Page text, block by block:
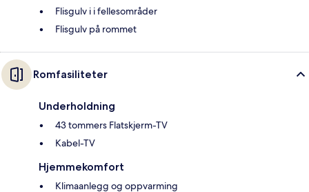
Flisgulv i i fellesområder
Flisgulv på rommet
Romfasiliteter
Underholdning
43 tommers Flatskjerm-TV
Kabel-TV
Hjemmekomfort
Klimaanlegg og oppvarming